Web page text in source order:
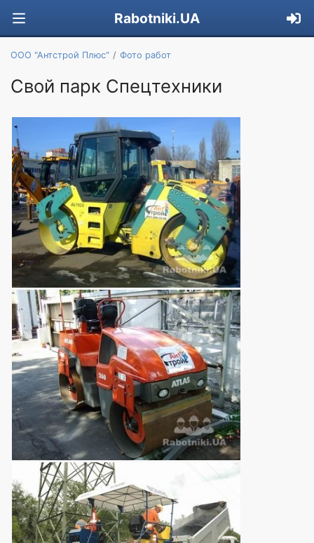
Rabotniki.UA
ООО "Антстрой Плюс" Фото работ
Свой парк Спецтехники